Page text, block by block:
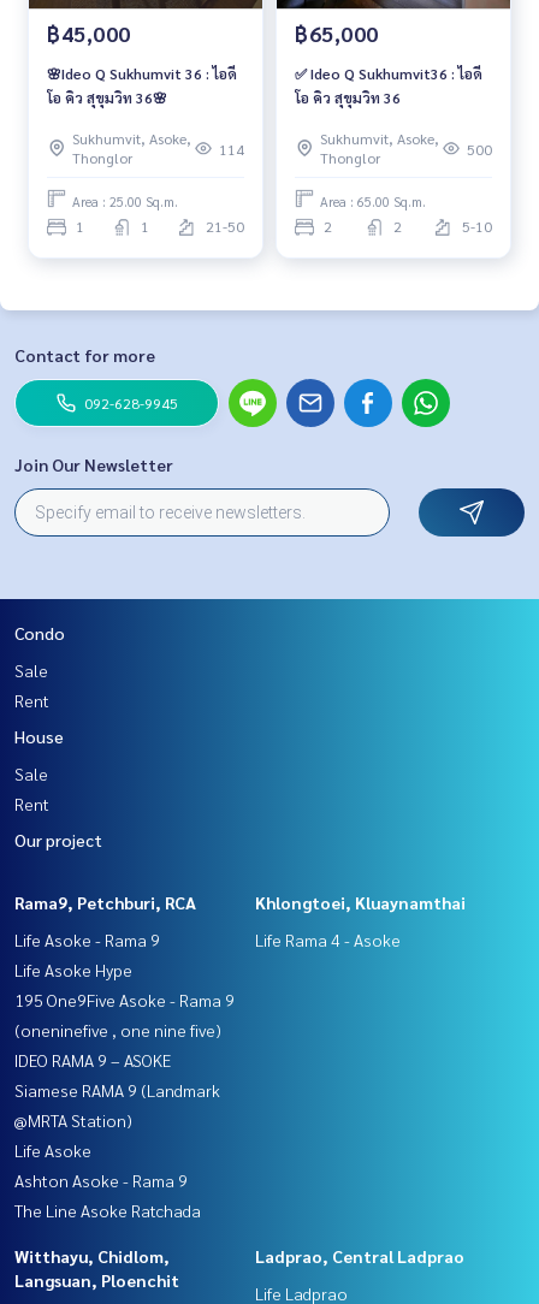
฿45,000
🌸Ideo Q Sukhumvit 36 : ไอดี
โอ คิว สุขุมวิท 36🌸
Sukhumvit, Asoke,
Thonglor
114
Area : 25.00 Sq.m.
1 1 21-50
฿65,000
✅ Ideo Q Sukhumvit36 : ไอดี
โอ คิว สุขุมวิท 36
Sukhumvit, Asoke,
Thonglor
500
Area : 65.00 Sq.m.
2 2 5-10
Contact for more
092-628-9945
Join Our Newsletter
Condo
Sale
Rent
House
Sale
Rent
Our project
Rama9, Petchburi, RCA
Life Asoke - Rama 9
Life Asoke Hype
195 One9Five Asoke - Rama 9
(oneninefive , one nine five)
IDEO RAMA 9 – ASOKE
Siamese RAMA 9 (Landmark
@MRTA Station)
Life Asoke
Ashton Asoke - Rama 9
The Line Asoke Ratchada
Khlongtoei, Kluaynamthai
Life Rama 4 - Asoke
Witthayu, Chidlom,
Langsuan, Ploenchit
Ladprao, Central Ladprao
Life Ladprao